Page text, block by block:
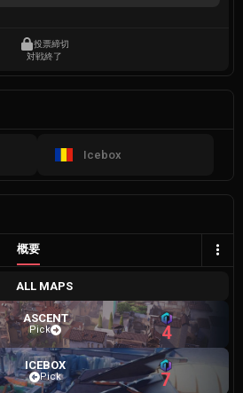
投票締切
対戦終了
Icebox
概要
ALL MAPS
ASCENT
Pick 4
ICEBOX
Pick 7